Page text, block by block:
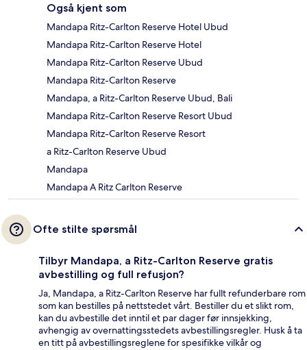
Også kjent som
Mandapa Ritz-Carlton Reserve Hotel Ubud
Mandapa Ritz-Carlton Reserve Hotel
Mandapa Ritz-Carlton Reserve Ubud
Mandapa Ritz-Carlton Reserve
Mandapa, a Ritz-Carlton Reserve Ubud, Bali
Mandapa Ritz-Carlton Reserve Resort Ubud
Mandapa Ritz-Carlton Reserve Resort
a Ritz-Carlton Reserve Ubud
Mandapa
Mandapa A Ritz Carlton Reserve
Ofte stilte spørsmål
Tilbyr Mandapa, a Ritz-Carlton Reserve gratis
avbestilling og full refusjon?
Ja, Mandapa, a Ritz-Carlton Reserve har fullt refunderbare rom
som kan bestilles på nettstedet vårt. Bestiller du et slikt rom,
kan du avbestille det inntil et par dager før innsjekking,
avhengig av overnattingsstedets avbestillingsregler. Husk å ta
en titt på avbestillingsreglene for spesifikke vilkår og